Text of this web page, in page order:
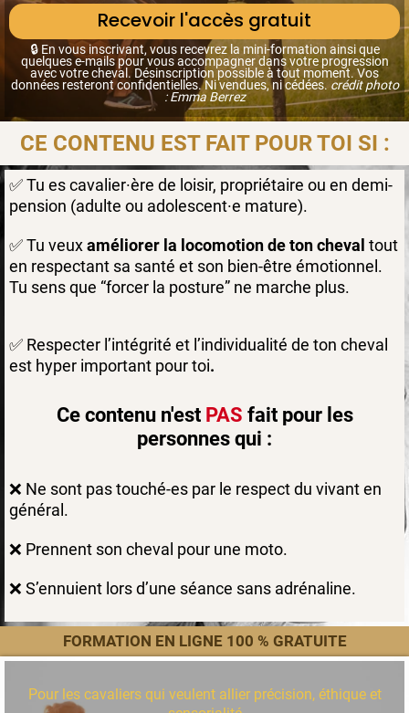
Recevoir l'accès gratuit
🔒En vous inscrivant, vous recevrez la mini-formation ainsi que
quelques e-mails pour vous accompagner dans votre progression
avec votre cheval. Désinscription possible à tout moment. Vos
données resteront confidentielles. Ni vendues, ni cédées. crédit photo
: Emma Berrez
CE CONTENU EST FAIT POUR TOI SI :
✅ Tu es cavalier·ère de loisir, propriétaire ou en demi-
pension (adulte ou adolescent·e mature).
✅ Tu veuxaméliorer la locomotion de ton cheval tout
en respectant sa santé et son bien-être émotionnel.
Tu sens que “forcer la posture” ne marche plus.
✅ Respecter l’intégrité et l’individualité de ton cheval
est hyper important pour toi.
Ce contenu n'est PAS fait pour les
personnes qui :
❌ Ne sont pas touché-es par le respect du vivant en
général.
❌ Prennent son cheval pour une moto.
❌ S’ennuient lors d’une séance sans adrénaline.
FORMATION EN LIGNE 100 % GRATUITE
Pour les cavaliers qui veulent allier précision, éthique et